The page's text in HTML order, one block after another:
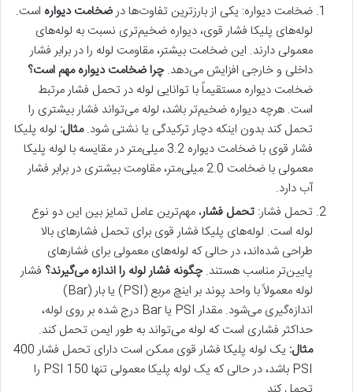
ضخامت دیواره: یکی از بارزترین تفاوت‌ها درضخامت دیواره است.
لوله‌های پلیکا فشار قوی، دیواره ضخیم‌تری نسبت به لوله‌های
معمولی دارند. این ضخامت بیشتر، مقاومت لوله را در برابر فشار
داخلی و خارجی افزایش می‌دهد.چرا ضخامت دیواره مهم است؟
ضخامت دیواره مستقیماً با توانایی لوله در تحمل فشار مرتبط
است. هرچه دیواره ضخیم‌تر باشد، لوله می‌تواند فشار بیشتری را
تحمل کند بدون اینکه دچار ترکیدگی یا نشتی شود.مثال: لوله پلیکا
فشار قوی با ضخامت دیواره 3.2 میلی‌متر در مقایسه با لوله پلیکا
معمولی با ضخامت 2.0 میلی‌متر، مقاومت بیشتری در برابر فشار
آب دارد.
تحمل فشار: تحمل فشار، مهم‌ترین عامل تمایز بین این دو نوع
لوله است. لوله‌های پلیکا فشار قوی برای تحمل فشارهای بالا
طراحی شده‌اند، در حالی که لوله‌های معمولی برای فشارهای
پایین‌تر مناسب هستند.چگونه فشار لوله را اندازه می‌گیرند؟ فشار
لوله معمولاً با واحد پوند بر اینچ مربع (PSI) یا بار (Bar)
اندازه‌گیری می‌شود. مقدار PSI یا Bar درج شده بر روی لوله،
حداکثر فشاری است که لوله می‌تواند به طور ایمن تحمل کند.
مثال:
یک لوله پلیکا فشار قوی ممکن است دارای تحمل فشار 400
PSI باشد، در حالی که یک لوله پلیکا معمولی تنها 150 PSI را